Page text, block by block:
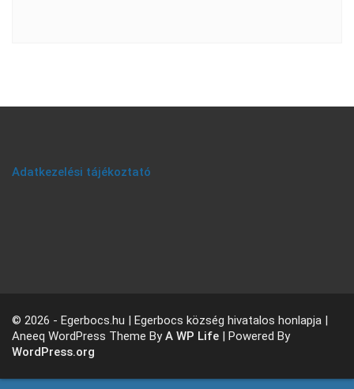
Adatkezelési tájékoztató
© 2026 - Egerbocs.hu | Egerbocs község hivatalos honlapja |
Aneeq WordPress Theme ByA WP Life | Powered By
WordPress.org